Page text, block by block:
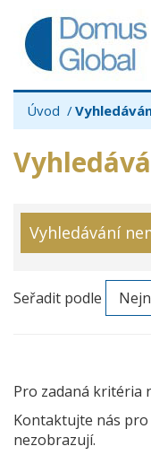
Úvod
Vyhledávání
Seřadit podle
Pro zadaná kritéria
Kontaktujte nás
nezobrazují.